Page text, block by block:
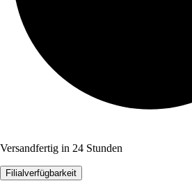
Versandfertig in 24 Stunden
Filialverfügbarkeit